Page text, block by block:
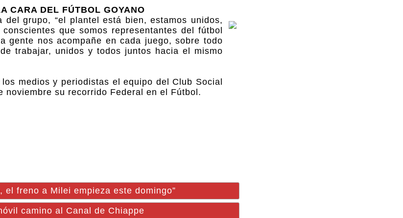
CARA DEL FÚTBOL GOYANO
grupo, “el plantel está bien, estamos unidos,
que somos representantes del fútbol
gente nos acompañe en cada juego, sobre todo
trabajar, unidos y todos juntos hacia el mismo
medios y periodistas el equipo del Club Social
su recorrido Federal en el Fútbol.
freno a Milei empieza este domingo”
camino al Canal de Chiappe